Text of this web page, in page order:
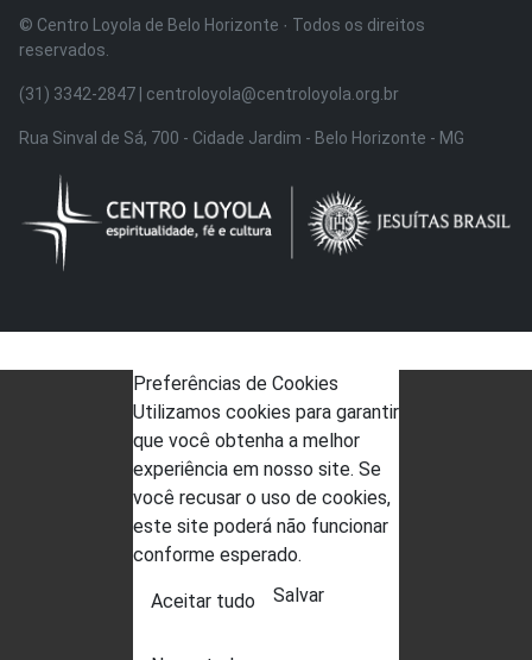
© Centro Loyola de Belo Horizonte · Todos os direitos
reservados.
(31) 3342-2847 | centroloyola@centroloyola.org.br
Rua Sinval de Sá, 700 - Cidade Jardim - Belo Horizonte - MG
Preferências de Cookies
Utilizamos cookies para garantir
que você obtenha a melhor
experiência em nosso site. Se
você recusar o uso de cookies,
este site poderá não funcionar
conforme esperado.
Aceitar tudo Salvar